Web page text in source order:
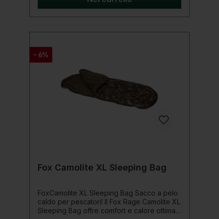
- 6%
Fox Camolite XL Sleeping Bag
FoxCamolite XL Sleeping Bag Sacco a pelo
caldo per pescatori! Il Fox Rage Camolite XL
Sleeping Bag offre comfort e calore ottimali